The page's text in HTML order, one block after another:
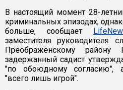
В настоящий момент 28-
криминальных эпизодах,
больше, сообщает
заместителя руководителя
Преображенскому
задержанный садист
"по обоюдному согласию",
"всего лишь игрой".